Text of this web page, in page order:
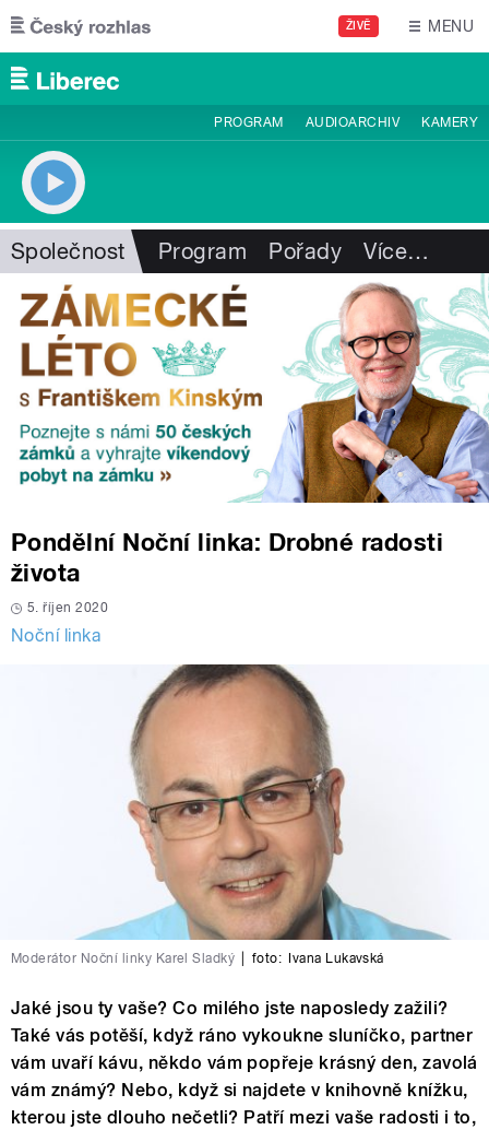
Přejít k hlavnímu obsahu
ŽIVĚ MENU
PROGRAM AUDIOARCHIV KAMERY
Společnost Program Pořady Více…
Pondělní Noční linka: Drobné radosti
života
5. říjen 2020
Noční linka
Moderátor Noční linky Karel Sladký foto: Ivana Lukavská
Jaké jsou ty vaše? Co milého jste naposledy zažili?
Také vás potěší, když ráno vykoukne sluníčko, partner
vám uvaří kávu, někdo vám popřeje krásný den, zavolá
vám známý? Nebo, když si najdete v knihovně knížku,
kterou jste dlouho nečetli? Patří mezi vaše radosti i to,